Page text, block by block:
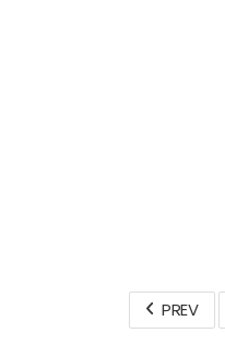
PREV